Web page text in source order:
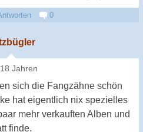
0
Jahren
sich die Fangzähne schön
hat eigentlich nix spezielles
mehr verkauften Alben und
finde.